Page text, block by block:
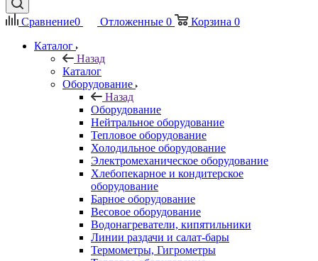
Сравнение0 Отложенные 0 Корзина 0
Каталог
Назад
Каталог
Оборудование
Назад
Оборудование
Нейтральное оборудование
Тепловое оборудование
Холодильное оборудование
Электромеханическое оборудование
Хлебопекарное и кондитерское
оборудование
Барное оборудование
Весовое оборудование
Водонагреватели, кипятильники
Линии раздачи и салат-бары
Термометры, Гигрометры